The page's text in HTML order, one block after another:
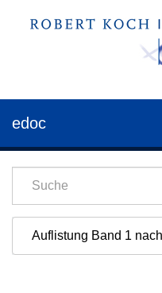
edoc
Auflistung Band 1